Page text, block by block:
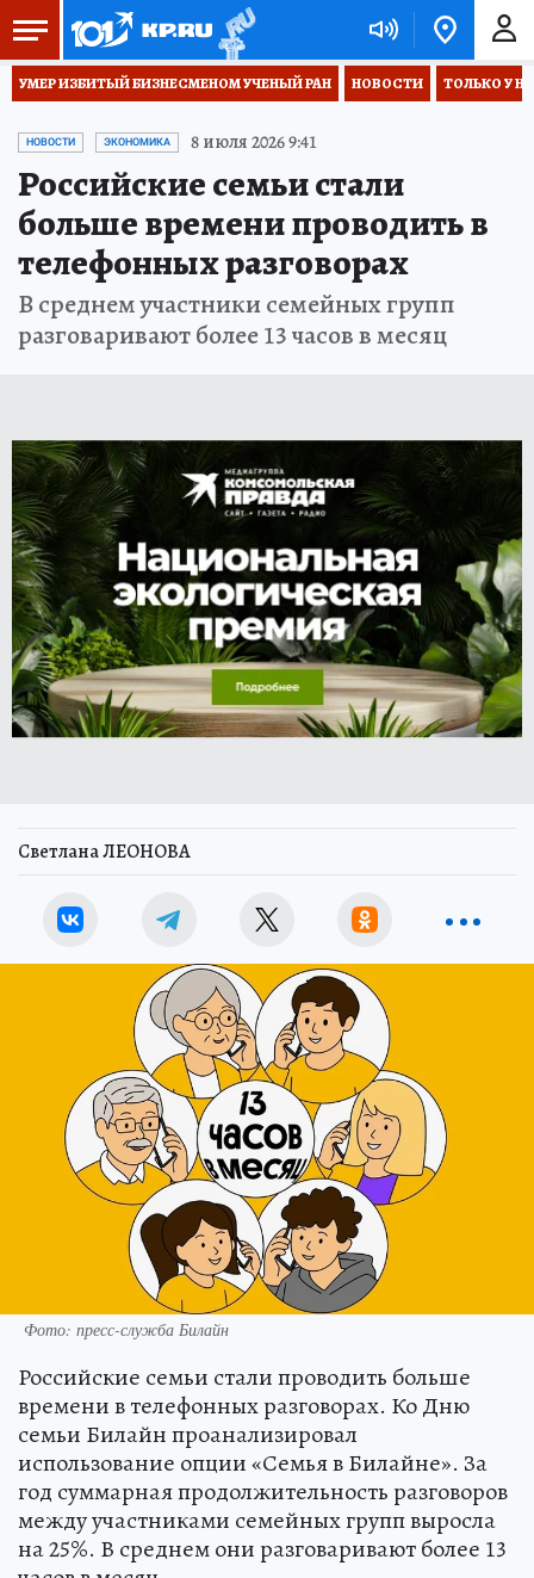
УМЕР ИЗБИТЫЙ БИЗНЕСМЕНОМ УЧЕНЫЙ РАН НОВОСТИ ТОЛЬКО У
НОВОСТИ ЭКОНОМИКА 8 июля 2026 9:41
Российские семьи стали
больше времени проводить в
телефонных разговорах
В среднем участники семейных групп
разговаривают более 13 часов в месяц
Светлана ЛЕОНОВА
Фото: пресс-служба Билайн
Российские семьи стали проводить больше
времени в телефонных разговорах. Ко Дню
семьи Билайн проанализировал
использование опции «Семья в Билайне». За
год суммарная продолжительность разговоров
между участниками семейных групп выросла
на 25%. В среднем они разговаривают более 13